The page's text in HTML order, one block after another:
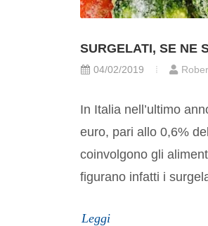
SURGELATI, SE NE
04/02/2019
In Italia nell’ultimo
euro, pari allo 0,6%
coinvolgono gli
figurano infatti i
Leggi